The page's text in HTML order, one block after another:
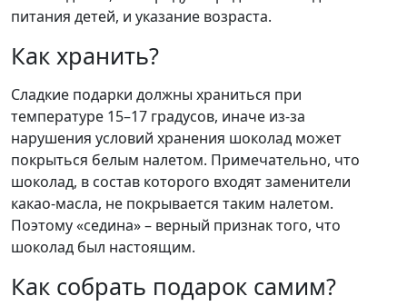
питания детей, и указание возраста.
Как хранить?
Сладкие подарки должны храниться при
температуре 15–17 градусов, иначе из-за
нарушения условий хранения шоколад может
покрыться белым налетом. Примечательно, что
шоколад, в состав которого входят заменители
какао-масла, не покрывается таким налетом.
Поэтому «седина» – верный признак того, что
шоколад был настоящим.
Как собрать подарок самим?